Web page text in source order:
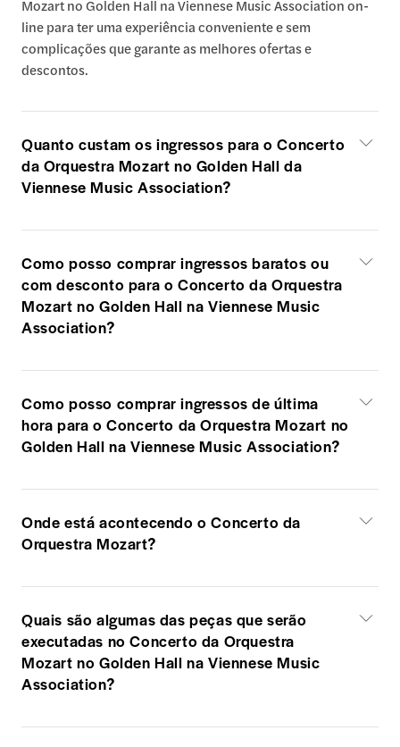
Mozart no Golden Hall na Viennese Music Association on-
line para ter uma experiência conveniente e sem
complicações que garante as melhores ofertas e
descontos.
Quanto custam os ingressos para o Concerto
da Orquestra Mozart no Golden Hall da
Viennese Music Association?
Como posso comprar ingressos baratos ou
com desconto para o Concerto da Orquestra
Mozart no Golden Hall na Viennese Music
Association?
Como posso comprar ingressos de última
hora para o Concerto da Orquestra Mozart no
Golden Hall na Viennese Music Association?
Onde está acontecendo o Concerto da
Orquestra Mozart?
Quais são algumas das peças que serão
executadas no Concerto da Orquestra
Mozart no Golden Hall na Viennese Music
Association?